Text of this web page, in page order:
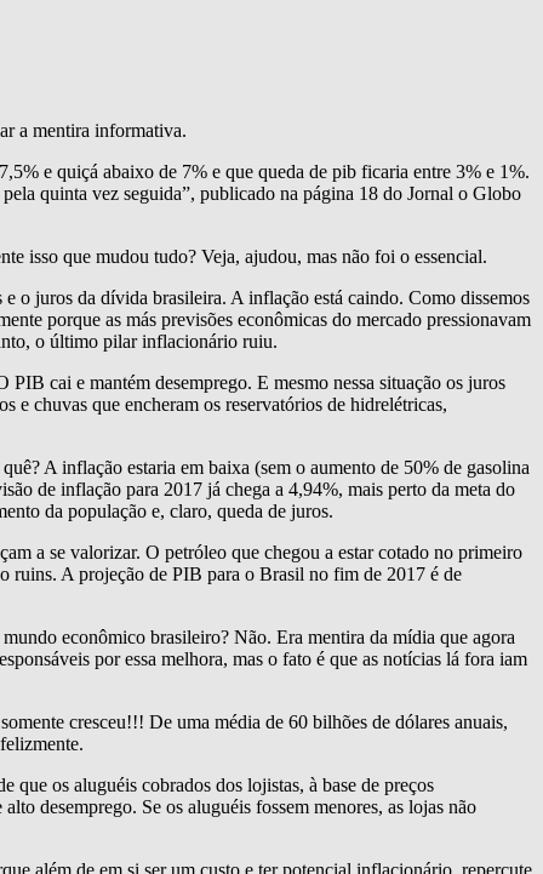
a mentira informativa.
e quiçá abaixo de 7% e que queda de pib ficaria entre 3% e 1%.
quinta vez seguida”, publicado na página 18 do Jornal o Globo
isso que mudou tudo? Veja, ajudou, mas não foi o essencial.
o juros da dívida brasileira. A inflação está caindo. Como dissemos
porque as más previsões econômicas do mercado pressionavam
o último pilar inflacionário ruiu.
cai e mantém desemprego. E mesmo nessa situação os juros
e chuvas que encheram os reservatórios de hidrelétricas,
A inflação estaria em baixa (sem o aumento de 50% de gasolina
de inflação para 2017 já chega a 4,94%, mais perto da meta do
da população e, claro, queda de juros.
a se valorizar. O petróleo que chegou a estar cotado no primeiro
ruins. A projeção de PIB para o Brasil no fim de 2017 é de
econômico brasileiro? Não. Era mentira da mídia que agora
por essa melhora, mas o fato é que as notícias lá fora iam
cresceu!!! De uma média de 60 bilhões de dólares anuais,
que os aluguéis cobrados dos lojistas, à base de preços
desemprego. Se os aluguéis fossem menores, as lojas não
além de em si ser um custo e ter potencial inflacionário, repercute